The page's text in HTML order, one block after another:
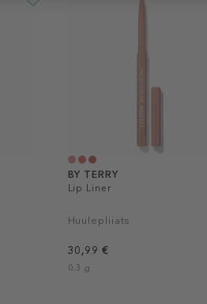
BY TERRY
Lip Liner
Huulepliiats
30,99 €
0.3 g